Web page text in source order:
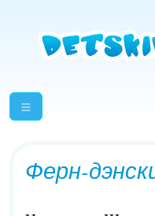
Ферн-